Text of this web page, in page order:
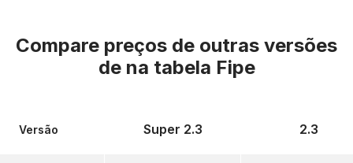
Compare preços de outras versões
de na tabela Fipe
Versão Super 2.3 2.3